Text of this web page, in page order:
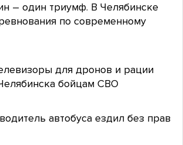
– один триумф. В Челябинске
по современному
для дронов и рации
бойцам СВО
автобуса ездил без прав